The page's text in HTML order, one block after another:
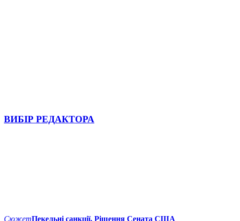
ВИБІР РЕДАКТОРА
СюжетПекельні санкції. Рішення Сената США